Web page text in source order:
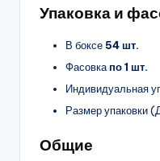
Упаковка и
В боксе54 шт.
Фасовкапо 1 шт.
Индивидуальная
Размер упаковки
Общие